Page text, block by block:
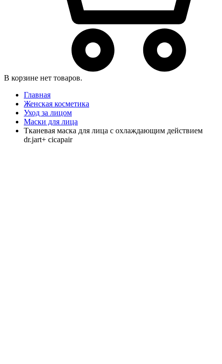
В корзине нет товаров.
Главная
Женская косметика
Уход за лицом
Маски для лица
Тканевая маска для лица с охлаждающим действием
dr.jart+ cicapair